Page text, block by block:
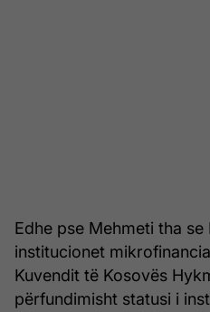
Edhe pse Mehmeti tha
institucionet
Kuvendit të Kosovës
përfundimisht statusi i